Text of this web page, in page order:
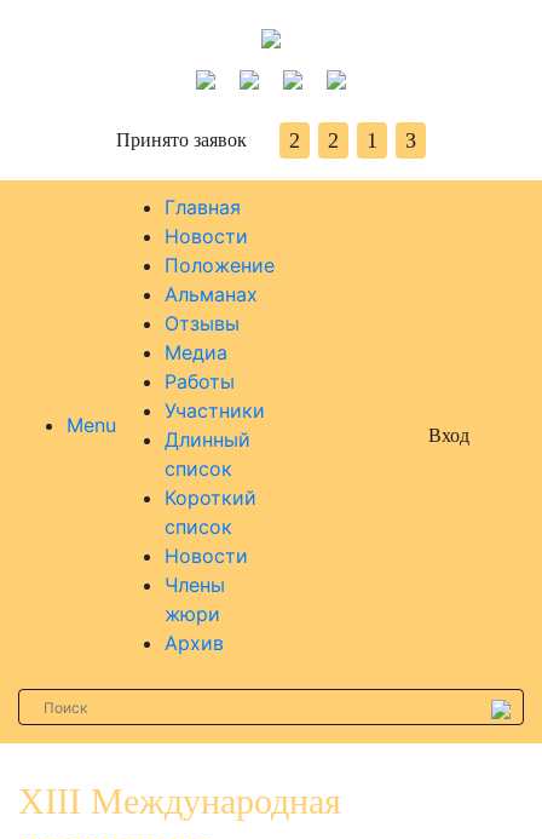
Принято заявок 2 2 1 3
Menu
Главная
Новости
Положение
Альманах
Отзывы
Медиа
Работы
Участники
Длинный
список
Короткий
список
Новости
Члены
жюри
Архив
Вход
XIII Международная